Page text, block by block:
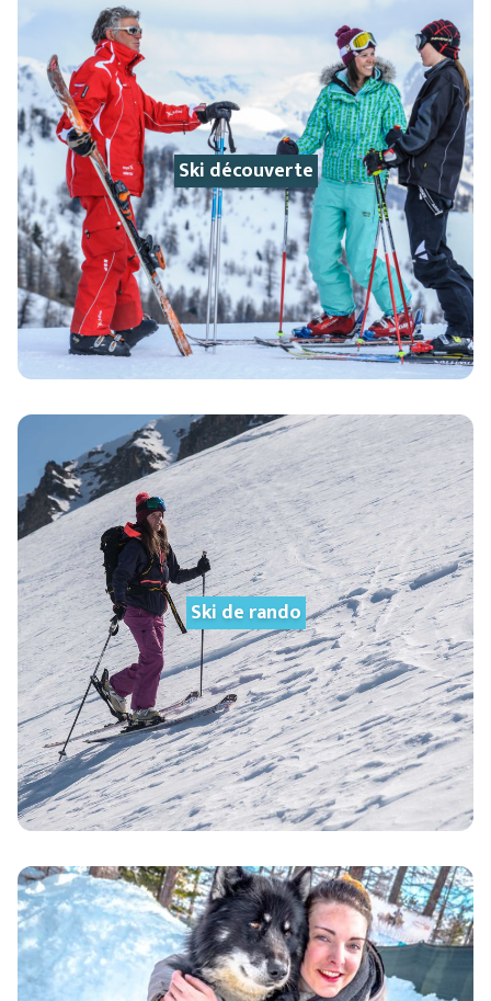
Ski découverte
Ski de rando